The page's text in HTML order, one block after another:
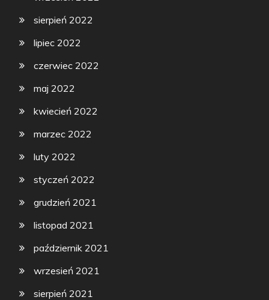
sierpień 2022
lipiec 2022
czerwiec 2022
maj 2022
kwiecień 2022
marzec 2022
luty 2022
styczeń 2022
grudzień 2021
listopad 2021
październik 2021
wrzesień 2021
sierpień 2021